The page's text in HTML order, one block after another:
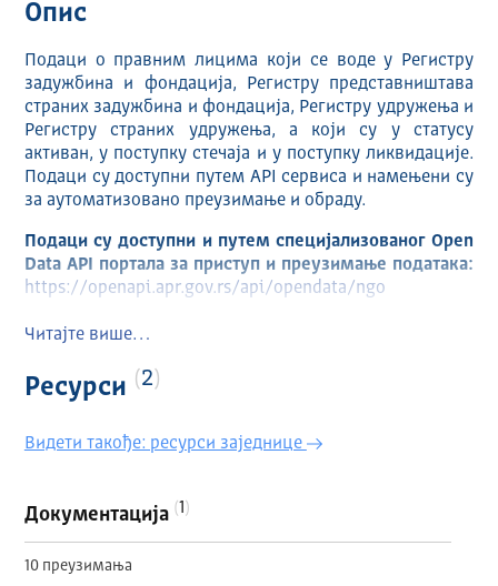
Опис
Подаци о правним лицима који се воде у Регистру
задужбина и фондација, Регистру представништава
страних задужбина и фондација, Регистру удружења и
Регистру страних удружења, а који су у статусу
активан, у поступку стечаја и у поступку ликвидације.
Подаци су доступни путем API сервиса и намењени су
за аутоматизовано преузимање и обраду.
Подаци су доступни и путем специјализованог Open
Data API портала за приступ и преузимање података:
https://openapi.apr.gov.rs/api/opendata/ngo
Фреквенција ажурирања: једном месечно.
Структура скупа података обухвата:
идентификационе и регистрационе податке о
правном лицу
податке о седишту и делатности организације
датум оснивања организације
задужбина или фондација
Читајте више…
Ресурси 2
Видети такође: ресурси заједнице
Документација 1
10 преузимања